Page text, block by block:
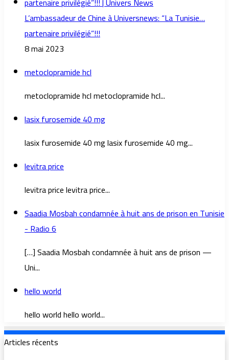
L’ambassadeur de Chine à Universnews: “La Tunisie…
partenaire privilégié”!!!
8 mai 2023
metoclopramide hcl
metoclopramide hcl metoclopramide hcl...
lasix furosemide 40 mg
lasix furosemide 40 mg lasix furosemide 40 mg...
levitra price
levitra price levitra price...
Saadia Mosbah condamnée à huit ans de prison en Tunisie
- Radio 6
[…] Saadia Mosbah condamnée à huit ans de prison —
Uni...
hello world
hello world hello world...
Articles récents